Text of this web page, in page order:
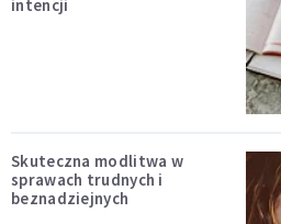
intencji
Skuteczna modlitwa w
sprawach trudnych i
beznadziejnych